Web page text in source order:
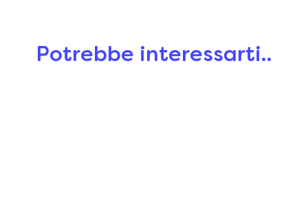
Potrebbe interessarti..